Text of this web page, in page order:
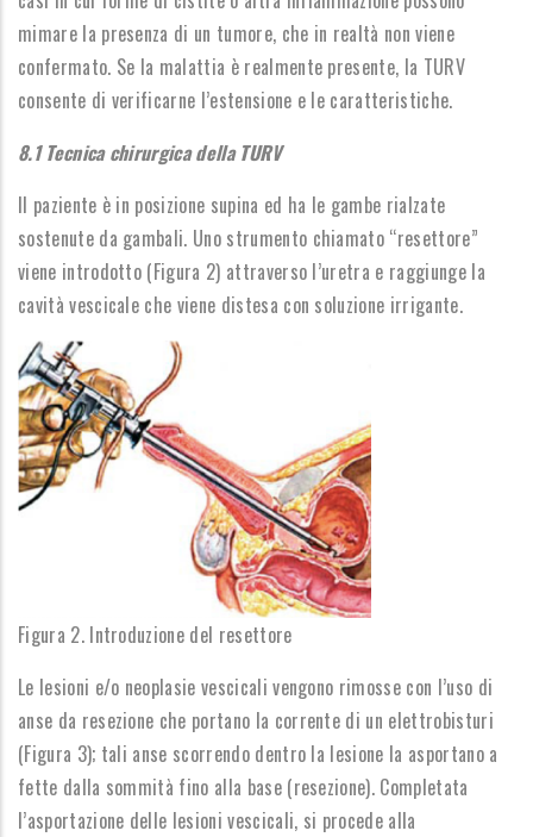
mimare la presenza di un tumore, che in realtà non viene
confermato. Se la malattia è realmente presente, la TURV
consente di verificarne l’estensione e le caratteristiche.
8.1 Tecnica chirurgica della TURV
Il paziente è in posizione supina ed ha le gambe rialzate
sostenute da gambali. Uno strumento chiamato “resettore”
viene introdotto (Figura 2) attraverso l’uretra e raggiunge la
cavità vescicale che viene distesa con soluzione irrigante.
Figura 2. Introduzione del resettore
Le lesioni e/o neoplasie vescicali vengono rimosse con l’uso di
anse da resezione che portano la corrente di un elettrobisturi
(Figura 3); tali anse scorrendo dentro la lesione la asportano a
fette dalla sommità fino alla base (resezione). Completata
l’asportazione delle lesioni vescicali, si procede alla